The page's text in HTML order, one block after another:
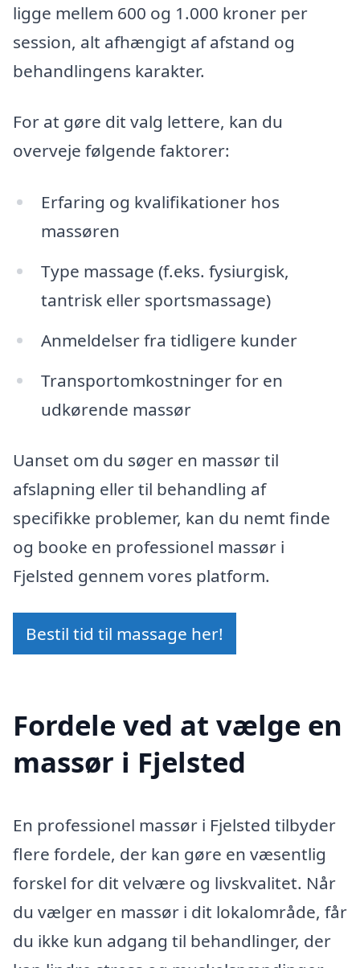
ligge mellem 600 og 1.000 kroner per
session, alt afhængigt af afstand og
behandlingens karakter.
For at gøre dit valg lettere, kan du
overveje følgende faktorer:
Erfaring og kvalifikationer hos
massøren
Type massage (f.eks. fysiurgisk,
tantrisk eller sportsmassage)
Anmeldelser fra tidligere kunder
Transportomkostninger for en
udkørende massør
Uanset om du søger en massør til
afslapning eller til behandling af
specifikke problemer, kan du nemt finde
og booke en professionel massør i
Fjelsted gennem vores platform.
Bestil tid til massage her!
Fordele ved at vælge en
massør i Fjelsted
En professionel massør i Fjelsted tilbyder
flere fordele, der kan gøre en væsentlig
forskel for dit velvære og livskvalitet. Når
du vælger en massør i dit lokalområde, får
du ikke kun adgang til behandlinger, der